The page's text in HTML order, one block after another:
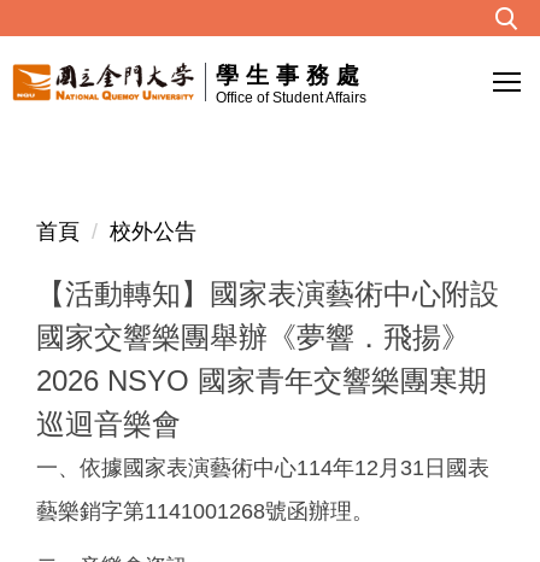
主
學生事務處
Office of Student Affairs
首頁 校外公告
【活動轉知】國家表演藝術中心附設
國家交響樂團舉辦《夢響．飛揚》
2026 NSYO 國家青年交響樂團寒期
巡迴音樂會
一、依據國家表演藝術中心114年12月31日國表
藝樂銷字第1141001268號函辦理。